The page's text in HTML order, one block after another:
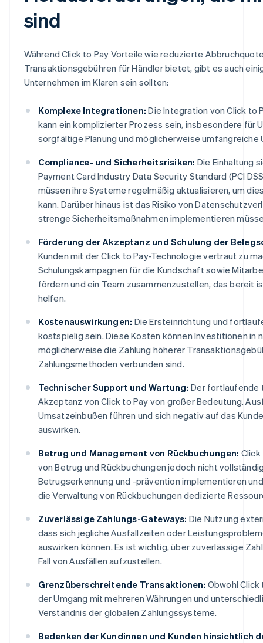
sind
Während Click to Pay Vorteile wie reduzierte
Transaktionsgebühren für Händler bietet, gibt es auch
Unternehmen im Klaren sein sollten:
Komplexe Integrationen: Die Integration von Click to
kann ein komplizierter Prozess sein, insbesondere
sorgfältige Planung und möglicherweise umfangreiche
Compliance- und Sicherheitsrisiken: Die Einhaltung
Payment Card Industry Data Security Standard (PCI
müssen ihre Systeme regelmäßig aktualisieren, um
kann. Darüber hinaus ist das Risiko von
strenge Sicherheitsmaßnahmen implementieren
Förderung der Akzeptanz und Schulung der
Kunden mit der Click to Pay-Technologie vertraut zu
Schulungskampagnen für die Kundschaft sowie
fördern und ein Team zusammenzustellen, das bereit
helfen.
Kostenauswirkungen: Die Ersteinrichtung und
kostspielig sein. Diese Kosten können Investitionen in
möglicherweise die Zahlung höherer
Zahlungsmethoden verbunden sind.
Technischer Support und Wartung: Der fortlaufende
Akzeptanz von Click to Pay von großer Bedeutung.
Umsatzeinbußen führen und sich negativ auf das
auswirken.
Betrug und Management von Rückbuchungen:
von Betrug und Rückbuchungen jedoch nicht
Betrugserkennung und -prävention implementieren
die Verwaltung von Rückbuchungen dedizierte
Zuverlässige Zahlungs-Gateways: Die Nutzung
dass sich jegliche Ausfallzeiten oder
auswirken können. Es ist wichtig, über zuverlässige
Fall von Ausfällen aufzustellen.
Grenzüberschreitende Transaktionen: Obwohl
der Umgang mit mehreren Währungen und
Verständnis der globalen Zahlungssysteme.
Bedenken der Kundinnen und Kunden hinsichtlich